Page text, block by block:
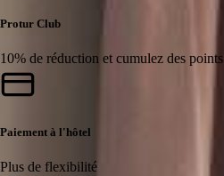
Protur Club
10% de réduction et cumulez des points
Paiement à l'hôtel
Plus de flexibilité